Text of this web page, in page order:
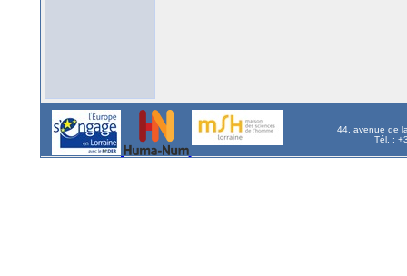
44, avenue de
Tél. :